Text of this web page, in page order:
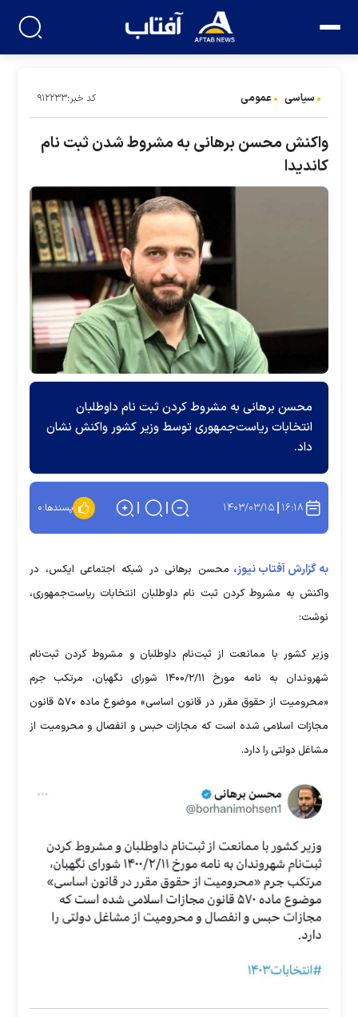
سیاسی عمومی کد خبر:۹۱۲۲۳۳
واکنش محسن برهانی به مشروط شدن ثبت نام
کاندیدا
محسن برهانی به مشروط کردن ثبت نام داوطلبان
انتخابات ریاست‌جمهوری توسط وزیر کشور واکنش نشان
داد.
۱۶:۱۸ ۱۴۰۳/۰۳/۱۵ پسندها:۰
به گزارش آفتاب نیوز، محسن برهانی در شبکه اجتماعی ایکس، در
واکنش به مشروط کردن ثبت نام داوطلبان انتخابات ریاست‌جمهوری،
نوشت:
وزیر کشور با ممانعت از ثبت‌نام داوطلبان و مشروط کردن ثبت‌نام
شهروندان به نامه مورخ ۱۴۰۰/۲/۱۱ شورای نگهبان، مرتکب جرم
«محرومیت از حقوق مقرر در قانون اساسی» موضوع ماده ۵۷۰ قانون
مجازات اسلامی شده است که مجازات حبس و انفصال و محرومیت از
مشاغل دولتی را دارد.